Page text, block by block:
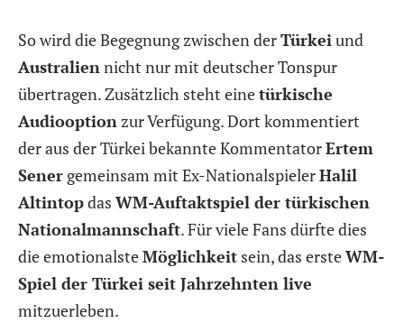
So wird die Begegnung zwischen derTürkeiund
Australiennicht nur mit deutscher Tonspur
übertragen. Zusätzlich steht einetürkische
Audiooptionzur Verfügung. Dort kommentiert
der aus der Türkei bekannte KommentatorErtem
Sener gemeinsam mit Ex-NationalspielerHalil
Altintopdas WM-Auftaktspiel der türkischen
Nationalmannschaft. Für viele Fans dürfte dies
die emotionalsteMöglichkeit sein, das ersteWM-
Spiel der Türkei seit Jahrzehnten live
mitzuerleben.